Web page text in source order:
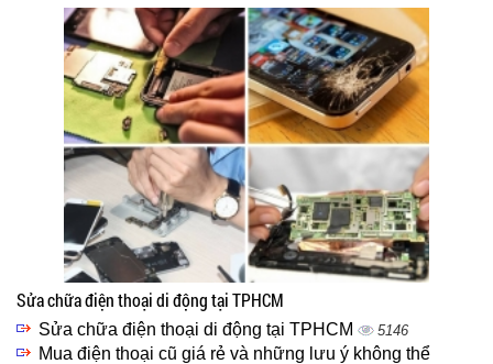
Sửa chữa điện thoại di động tại TPHCM
Sửa chữa điện thoại di động tại TPHCM 5146
Mua điện thoại cũ giá rẻ và những lưu ý không thể